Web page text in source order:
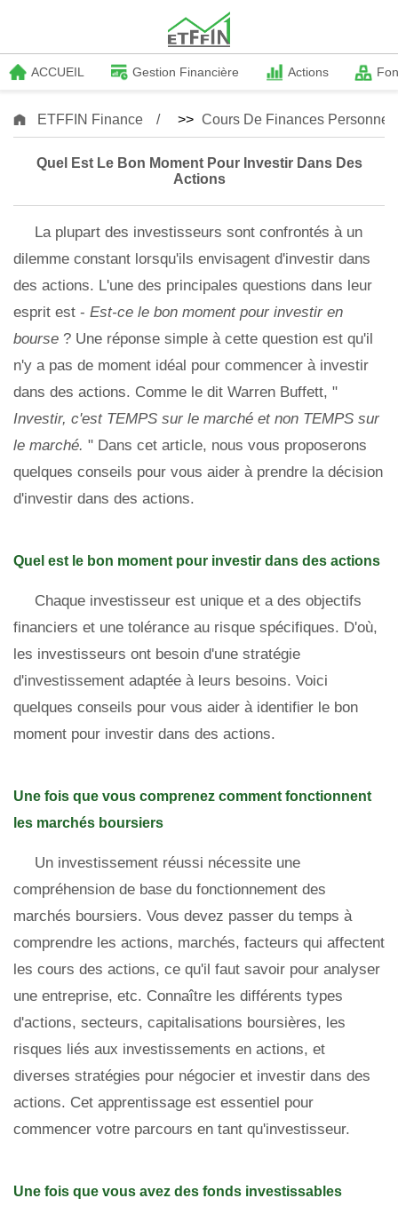
ACCUEIL Gestion Financière Actions
ETFFIN Finance >> Cours De Finances
Quel Est Le Bon Moment Pour Investir Dans Des
Actions
La plupart des investisseurs sont confrontés à un
dilemme constant lorsqu'ils envisagent d'investir dans
des actions. L'une des principales questions dans leur
esprit est - Est-ce le bon moment pour investir en
bourse ? Une réponse simple à cette question est qu'il
n'y a pas de moment idéal pour commencer à investir
dans des actions. Comme le dit Warren Buffett, "
Investir, c'est TEMPS sur le marché et non TEMPS sur
le marché. " Dans cet article, nous vous proposerons
quelques conseils pour vous aider à prendre la décision
d'investir dans des actions.
Quel est le bon moment pour investir dans des actions
Chaque investisseur est unique et a des objectifs
financiers et une tolérance au risque spécifiques. D'où,
les investisseurs ont besoin d'une stratégie
d'investissement adaptée à leurs besoins. Voici
quelques conseils pour vous aider à identifier le bon
moment pour investir dans des actions.
Une fois que vous comprenez comment fonctionnent
les marchés boursiers
Un investissement réussi nécessite une
compréhension de base du fonctionnement des
marchés boursiers. Vous devez passer du temps à
comprendre les actions, marchés, facteurs qui affectent
les cours des actions, ce qu'il faut savoir pour analyser
une entreprise, etc. Connaître les différents types
d'actions, secteurs, capitalisations boursières, les
risques liés aux investissements en actions, et
diverses stratégies pour négocier et investir dans des
actions. Cet apprentissage est essentiel pour
commencer votre parcours en tant qu'investisseur.
Une fois que vous avez des fonds investissables